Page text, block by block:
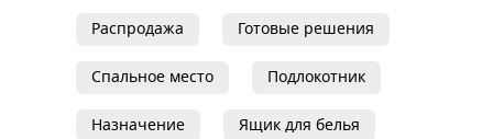
Распродажа Готовые решения
Спальное место Подлокотник
Назначение Ящик для белья